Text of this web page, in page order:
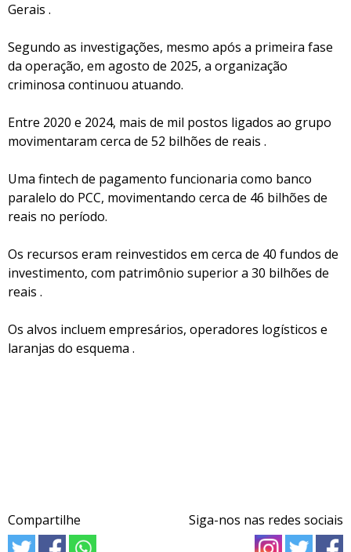
Gerais .
Segundo as investigações, mesmo após a primeira fase
da operação, em agosto de 2025, a organização
criminosa continuou atuando.
Entre 2020 e 2024, mais de mil postos ligados ao grupo
movimentaram cerca de 52 bilhões de reais .
Uma fintech de pagamento funcionaria como banco
paralelo do PCC, movimentando cerca de 46 bilhões de
reais no período.
Os recursos eram reinvestidos em cerca de 40 fundos de
investimento, com patrimônio superior a 30 bilhões de
reais .
Os alvos incluem empresários, operadores logísticos e
laranjas do esquema .
Compartilhe Siga-nos nas redes sociais